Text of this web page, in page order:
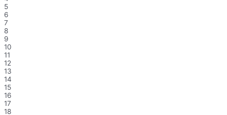
5
6
7
8
9
10
11
12
13
14
15
16
17
18